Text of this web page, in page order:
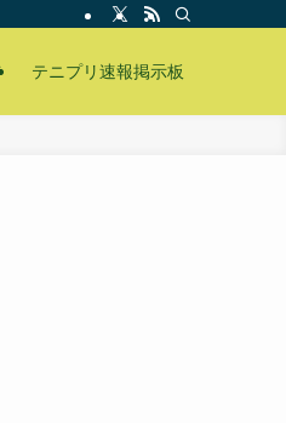
テニプリ速報掲示板